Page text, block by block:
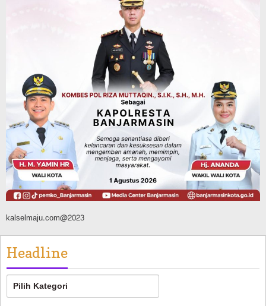
Ditutup Sementara, Antisipasi
Kolaborasi dengan DLH Kalsel,
Komunitas Jurnalis di Kalsel Lakukan
Penghijauan di Sungai Rangas
Agustus 6, 2026
kalselmaju.com@2023
Headline
Headline